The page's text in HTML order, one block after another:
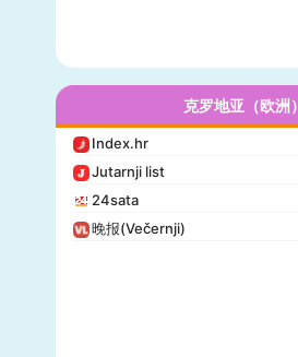
克罗地亚（欧洲）
Index.hr
Jutarnji list
24sata
晚报(Večernji)